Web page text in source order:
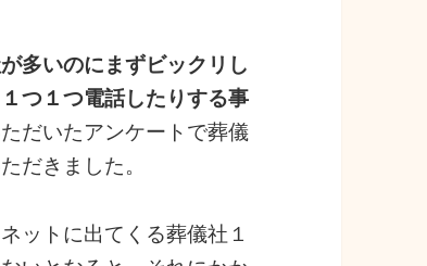
多いのにまずビックリし
つ１つ電話したりする事
だいたアンケートで葬儀
だきました。
ットに出てくる葬儀社１